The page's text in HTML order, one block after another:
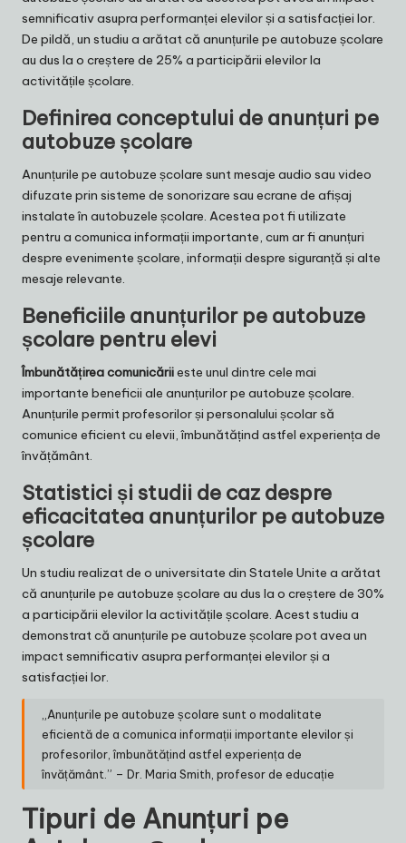
semnificativ asupra performanței elevilor și a satisfacției lor.
De pildă, un studiu a arătat că anunțurile pe autobuze școlare
au dus la o creștere de 25% a participării elevilor la
activitățile școlare.
Definirea conceptului de anunțuri pe
autobuze școlare
Anunțurile pe autobuze școlare sunt mesaje audio sau video
difuzate prin sisteme de sonorizare sau ecrane de afișaj
instalate în autobuzele școlare. Acestea pot fi utilizate
pentru a comunica informații importante, cum ar fi anunțuri
despre evenimente școlare, informații despre siguranță și alte
mesaje relevante.
Beneficiile anunțurilor pe autobuze
școlare pentru elevi
Îmbunătățirea comunicăriieste unul dintre cele mai
importante beneficii ale anunțurilor pe autobuze școlare.
Anunțurile permit profesorilor și personalului școlar să
comunice eficient cu elevii, îmbunătățind astfel experiența de
învățământ.
Statistici și studii de caz despre
eficacitatea anunțurilor pe autobuze
școlare
Un studiu realizat de o universitate din Statele Unite a arătat
că anunțurile pe autobuze școlare au dus la o creștere de 30%
a participării elevilor la activitățile școlare. Acest studiu a
demonstrat că anunțurile pe autobuze școlare pot avea un
impact semnificativ asupra performanței elevilor și a
satisfacției lor.
„Anunțurile pe autobuze școlare sunt o modalitate
eficientă de a comunica informații importante elevilor și
profesorilor, îmbunătățind astfel experiența de
învățământ.” – Dr. Maria Smith, profesor de educație
Tipuri de Anunțuri pe